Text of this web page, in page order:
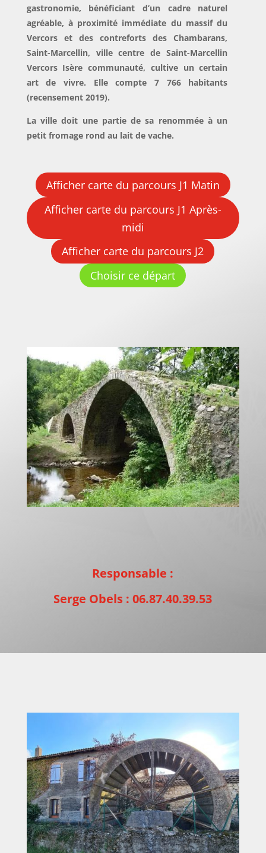
gastronomie, bénéficiant d’un cadre naturel
agréable, à proximité immédiate du massif du
Vercors et des contreforts des Chambarans,
Saint-Marcellin, ville centre de Saint-Marcellin
Vercors Isère communauté, cultive un certain
art de vivre. Elle compte 7 766 habitants
(recensement 2019).
La ville doit une partie de sa renommée à un
petit fromage rond au lait de vache.
Afficher carte du parcours J1 Matin
Afficher carte du parcours J1 Après-
midi
Afficher carte du parcours J2
Choisir ce départ
Responsable :
Serge Obels : 06.87.40.39.53